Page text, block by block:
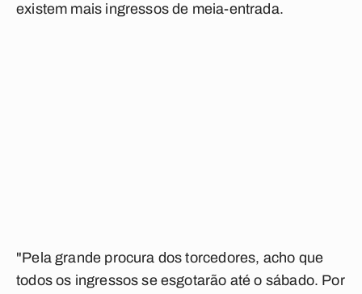
existem mais ingressos de meia-entrada.
"Pela grande procura dos torcedores, acho que
todos os ingressos se esgotarão até o sábado. Por